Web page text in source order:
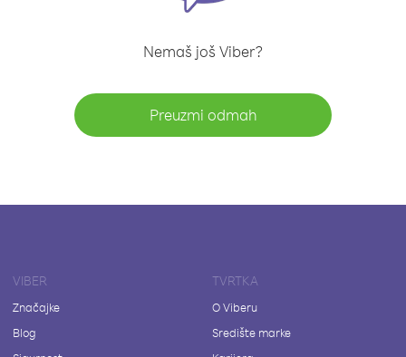
Nemaš još Viber?
Preuzmi odmah
VIBER
Značajke
Blog
TVRTKA
O Viberu
Središte marke